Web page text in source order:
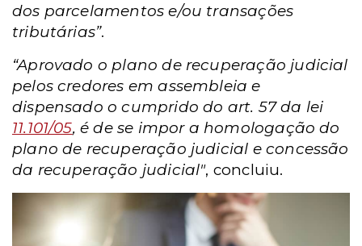
dos parcelamentos e/ou transações
tributárias”.
“Aprovado o plano de recuperação judicial
pelos credores em assembleia e
dispensado o cumprido do art. 57 da lei
11.101/05, é de se impor a homologação do
plano de recuperação judicial e concessão
da recuperação judicial", concluiu.